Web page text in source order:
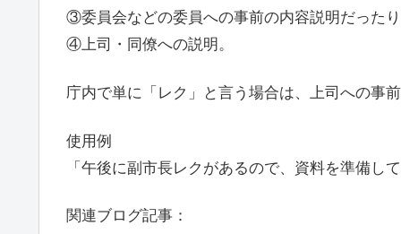
③委員会などの委員への事前の内容説明だった
④上司・同僚への説明。
庁内で単に「レク」と言う場合は、上司への事
使用例
「午後に副市長レクがあるので、資料を準備して
関連ブログ記事：